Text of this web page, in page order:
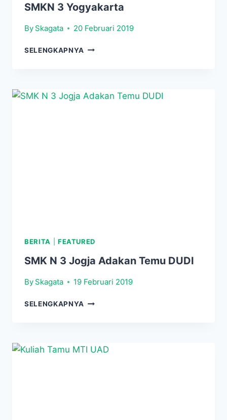
SMKN 3 Yogyakarta
By Skagata 20 Februari 2019
SELENGKAPNYA REKRUITMEN
SMKN
BERITA FEATURED
SMK N 3 Jogja Adakan Temu DUDI
By Skagata 19 Februari 2019
SELENGKAPNYA SMK
ADAKAN
TEMU